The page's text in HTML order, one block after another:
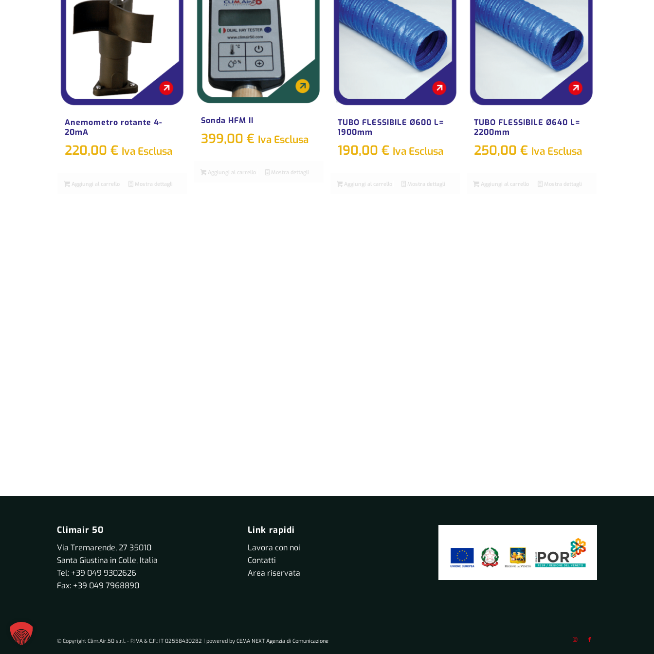
Anemometro rotante 4-
20mA
220,00€ Iva Esclusa
Aggiungi al carrello Mostra dettagli
Sonda HFM II
399,00€ Iva Esclusa
Aggiungi al carrello Mostra dettagli
TUBO FLESSIBILE Ø600 L=
1900mm
190,00 € Iva Esclusa
Aggiungi al carrello Mostra dettagli
TUBO FLESSIBILE Ø640 L=
2200mm
250,00 € Iva Esclusa
Aggiungi al carrello Mostra dettagli
Climair 50
Via Tremarende, 27 35010
Santa Giustina in Colle, Italia
Tel: +39 049 9302626
Fax: +39 049 7968890
Link rapidi
Lavora con noi
Contatti
Area riservata
© Copyright Clim.Air.50 s.r.l. - P.IVA & C.F.: IT 02558430282 | powered byCEMA NEXT Agenzia di Comunicazione